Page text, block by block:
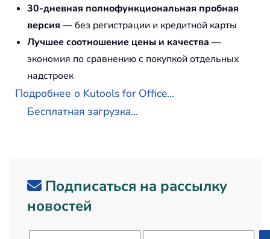
30-дневная полнофункциональная пробная
версия — без регистрации и кредитной карты
Лучшее соотношение цены и качества —
экономия по сравнению с покупкой отдельных
надстроек
Подробнее о Kutools for Office...
Бесплатная загрузка...
Подписаться на рассылку
новостей